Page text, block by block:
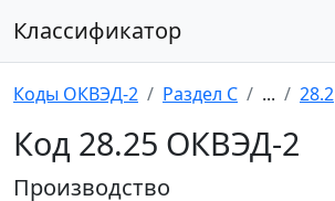
Классификатор
Коды ОКВЭД-2 Раздел C ... 28.2
Код 28.25 ОКВЭД-2
Производство